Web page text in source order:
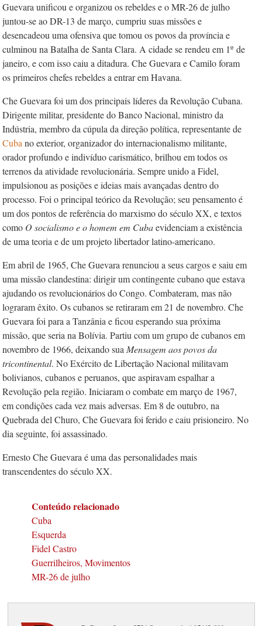
Guevara unificou e organizou os rebeldes e o MR-26 de julho
juntou-se ao DR-13 de março, cumpriu suas missões e
desencadeou uma ofensiva que tomou os povos da província e
culminou na Batalha de Santa Clara. A cidade se rendeu em 1º de
janeiro, e com isso caiu a ditadura. Che Guevara e Camilo foram
os primeiros chefes rebeldes a entrar em Havana.
Che Guevara foi um dos principais líderes da Revolução Cubana.
Dirigente militar, presidente do Banco Nacional, ministro da
Indústria, membro da cúpula da direção política, representante de
Cuba no exterior, organizador do internacionalismo militante,
orador profundo e indivíduo carismático, brilhou em todos os
terrenos da atividade revolucionária. Sempre unido a Fidel,
impulsionou as posições e ideias mais avançadas dentro do
processo. Foi o principal teórico da Revolução; seu pensamento é
um dos pontos de referência do marxismo do século XX, e textos
como O socialismo e o homem em Cubaevidenciam a existência
de uma teoria e de um projeto libertador latino-americano.
Em abril de 1965, Che Guevara renunciou a seus cargos e saiu em
uma missão clandestina: dirigir um contingente cubano que estava
ajudando os revolucionários do Congo. Combateram, mas não
lograram êxito. Os cubanos se retiraram em 21 de novembro. Che
Guevara foi para a Tanzânia e ficou esperando sua próxima
missão, que seria na Bolívia. Partiu com um grupo de cubanos em
novembro de 1966, deixando sua Mensagem aos povos da
tricontinental. No Exército de Libertação Nacional militavam
bolivianos, cubanos e peruanos, que aspiravam espalhar a
Revolução pela região. Iniciaram o combate em março de 1967,
em condições cada vez mais adversas. Em 8 de outubro, na
Quebrada del Churo, Che Guevara foi ferido e caiu prisioneiro. No
dia seguinte, foi assassinado.
Ernesto Che Guevara é uma das personalidades mais
transcendentes do século XX.
Conteúdo relacionado
Cuba
Esquerda
Fidel Castro
Guerrilheiros, Movimentos
MR-26 de julho